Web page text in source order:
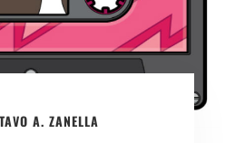
A. ZANELLA